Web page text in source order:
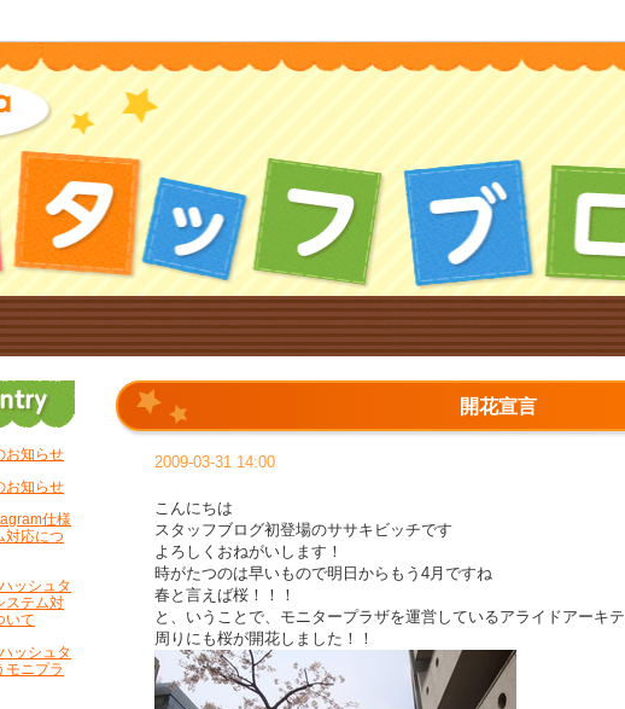
開花宣言
2009-03-31 14:00
こんにちは
スタッフブログ初登場のササキビッチです
よろしくおねがいします！
時がたつのは早いもので明日からもう4月ですね
春と言えば桜！！！
と、いうことで、モニタープラザを運営しているアライドアーキ
周りにも桜が開花しました！！
お知らせ
お知らせ
仕様
対応につ
ッシュタ
ステム対
いて
ッシュタ
モニプラ